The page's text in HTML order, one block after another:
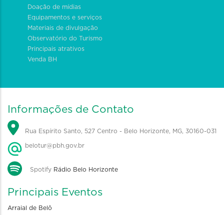
Doação de mídias
Equipamentos e serviços
Materiais de divulgação
Observatório do Turismo
Principais atrativos
Venda BH
Informações de Contato
Rua Espírito Santo, 527 Centro - Belo Horizonte, MG, 30160-031
belotur@pbh.gov.br
Spotify Rádio Belo Horizonte
Principais Eventos
Arraial de Belô